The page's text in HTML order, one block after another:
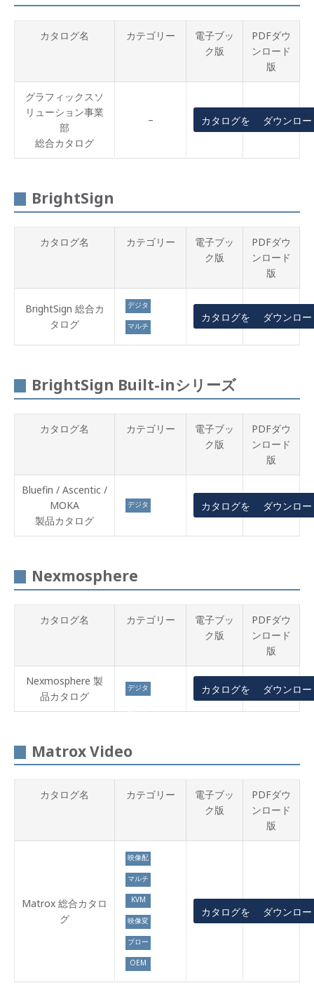
カタログ名 カテゴリー
電子ブッ
ク版
PDFダウ
ンロード
版
グラフィックスソ
リューション事業
部
総合カタログ
– カタログを見るダウンロ
BrightSign
カタログ名 カテゴリー
電子ブッ
ク版
PDFダウ
ンロード
版
BrightSign 総合カ
タログ
デジタ
ルサイ
ネージ
マルチ
ディス
プレイ
カタログを見るダウンロ
BrightSign Built-inシリーズ
カタログ名 カテゴリー
電子ブッ
ク版
PDFダウ
ンロード
版
Bluefin / Ascentic /
MOKA
製品カタログ
デジタ
ルサイ
カタログを見るダウンロ
Nexmosphere
カタログ名 カテゴリー
電子ブッ
ク版
PDFダウ
ンロード
版
Nexmosphere 製
品カタログ
デジタ
ルサイ
ネージ
カタログを見るダウンロ
Matrox Video
カタログ名 カテゴリー
電子ブッ
ク版
PDFダウ
ンロード
版
Matrox 総合カタロ
グ
映像配
信
マルチ
ディス
プレイ
KVM
映像変
換
ブロー
ドキャ
スト
OEM
カタログを見るダウンロ